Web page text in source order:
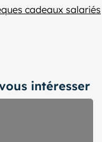
cadeaux salariés
intéresser